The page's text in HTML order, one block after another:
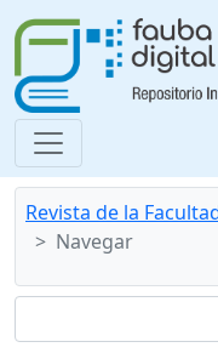
Revista de la
Navegar